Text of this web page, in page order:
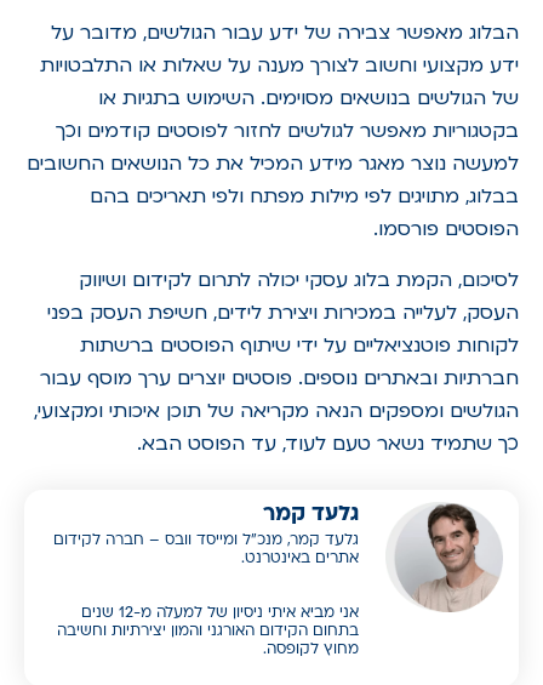
הבלוג מאפשר צבירה של ידע עבור הגולשים, מדובר על
ידע מקצועי וחשוב לצורך מענה על שאלות או התלבטויות
של הגולשים בנושאים מסוימים. השימוש בתגיות או
בקטגוריות מאפשר לגולשים לחזור לפוסטים קודמים וכך
למעשה נוצר מאגר מידע המכיל את כל הנושאים החשובים
בבלוג, מתויגים לפי מילות מפתח ולפי תאריכים בהם
הפוסטים פורסמו.
לסיכום, הקמת בלוג עסקי יכולה לתרום לקידום ושיווק
העסק, לעלייה במכירות ויצירת לידים, חשיפת העסק בפני
לקוחות פוטנציאליים על ידי שיתוף הפוסטים ברשתות
חברתיות ובאתרים נוספים. פוסטים יוצרים ערך מוסף עבור
הגולשים ומספקים הנאה מקריאה של תוכן איכותי ומקצועי,
כך שתמיד נשאר טעם לעוד, עד הפוסט הבא.
גלעד קמר
גלעד קמר, מנכ”ל ומייסד וובס – חברה לקידום
אתרים באינטרנט.
אני מביא איתי ניסיון של למעלה מ-12 שנים
בתחום הקידום האורגני והמון יצירתיות וחשיבה
מחוץ לקופסה.